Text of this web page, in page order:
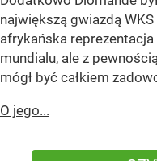
największą gwiazdą
afrykańska
mundialu, ale z
mógł być całkiem
O jego...